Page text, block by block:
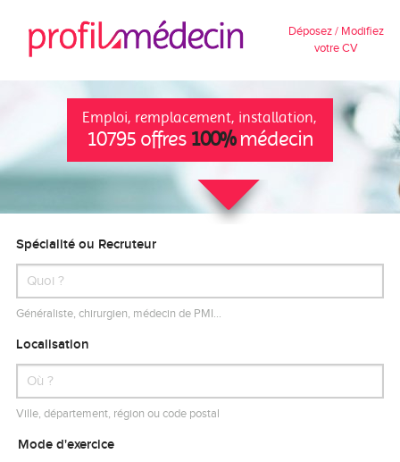
Déposez / Modifiez
votre CV
Emploi, remplacement, installation,
10795 offres 100%médecin
Spécialité ou Recruteur
Généraliste, chirurgien, médecin de PMI…
Localisation
Ville, département, région ou code postal
Mode d'exercice